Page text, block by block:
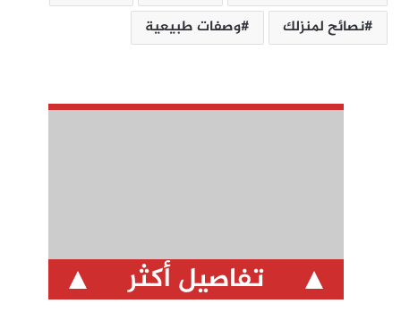
نصائح لمنزلك
وصفات طبيعية
تفاصيل أكثر